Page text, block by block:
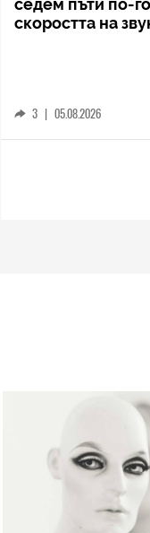
седем пъти по-
скоростта на
3 | 05.08.2026